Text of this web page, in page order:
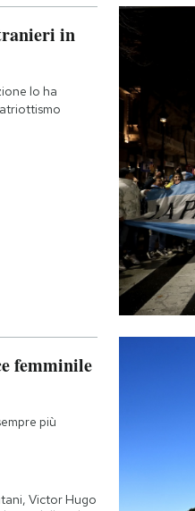
in
lo ha
femminile
più
Victor Hugo